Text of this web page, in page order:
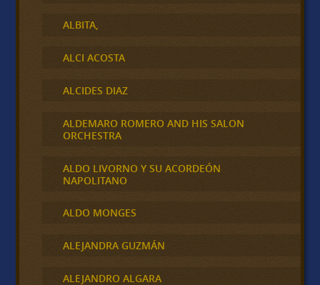
ALBITA,
ALCI ACOSTA
ALCIDES DIAZ
ALDEMARO ROMERO AND HIS SALON
ORCHESTRA
ALDO LIVORNO Y SU ACORDEÓN
NAPOLITANO
ALDO MONGES
ALEJANDRA GUZMÁN
ALEJANDRO ALGARA